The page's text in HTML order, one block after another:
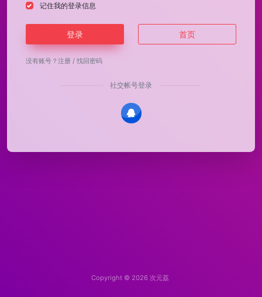
记住我的登录信息
登录 首页
没有账号？ 注册 / 找回密码
社交帐号登录
Copyright © 2026 次元荔